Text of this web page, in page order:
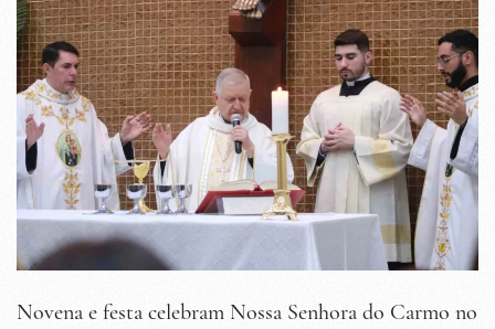
Novena e festa celebram Nossa Senhora do Carmo no